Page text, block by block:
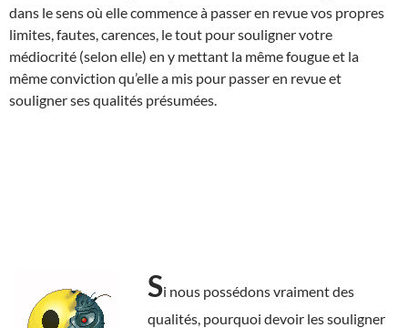
dans le sens où elle commence à passer en revue vos propres
limites, fautes, carences, le tout pour souligner votre
médiocrité (selon elle) en y mettant la même fougue et la
même conviction qu’elle a mis pour passer en revue et
souligner ses qualités présumées.
Si nous possédons vraiment des
qualités, pourquoi devoir les souligner